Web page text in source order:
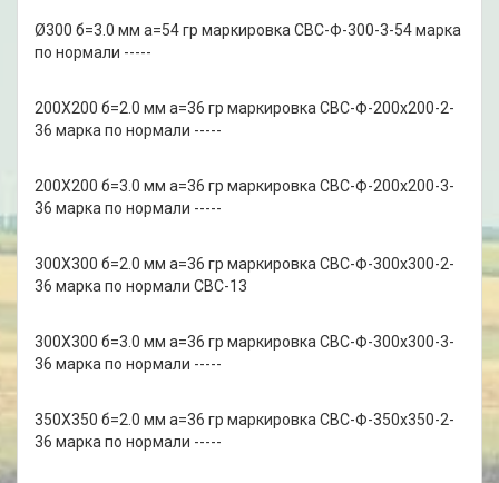
Ø300 б=3.0 мм а=54 гр маркировка СВС-Ф-300-3-54 марка
по нормали -----
200Х200 б=2.0 мм а=36 гр маркировка СВС-Ф-200х200-2-
36 марка по нормали -----
200Х200 б=3.0 мм а=36 гр маркировка СВС-Ф-200х200-3-
36 марка по нормали -----
300Х300 б=2.0 мм а=36 гр маркировка СВС-Ф-300х300-2-
36 марка по нормали СВС-13
300Х300 б=3.0 мм а=36 гр маркировка СВС-Ф-300х300-3-
36 марка по нормали -----
350Х350 б=2.0 мм а=36 гр маркировка СВС-Ф-350х350-2-
36 марка по нормали -----